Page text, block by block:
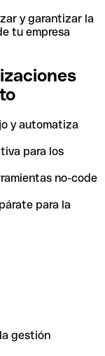
y garantizar la
tu empresa
y automatiza
para los
no-code
para la
gestión